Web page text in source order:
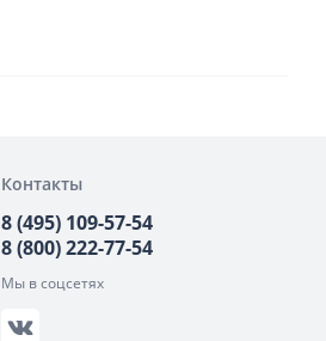
Контакты
8 (495) 109-57-54
8 (800) 222-77-54
Мы в соцсетях